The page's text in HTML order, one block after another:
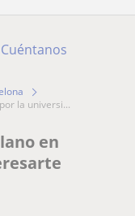
Cuéntanos
la universi...
en